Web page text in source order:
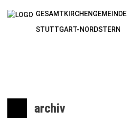
GESAMTKIRCHENGEMEINDE
STUTTGART-NORDSTERN
archiv